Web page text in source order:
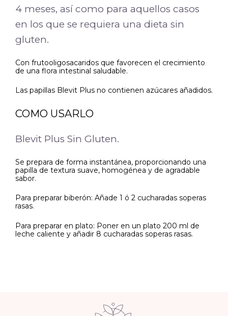
4 meses, así como para aquellos casos
en los que se requiera una dieta sin
gluten.
Con frutooligosacaridos que favorecen el crecimiento
de una flora intestinal saludable.
Las papillas Blevit Plus no contienen azúcares añadidos.
COMO USARLO
Blevit Plus Sin Gluten.
Se prepara de forma instantánea, proporcionando una
papilla de textura suave, homogénea y de agradable
sabor.
Para preparar biberón: Añade 1 ó 2 cucharadas soperas
rasas.
Para preparar en plato: Poner en un plato 200 ml de
leche caliente y añadir 8 cucharadas soperas rasas.